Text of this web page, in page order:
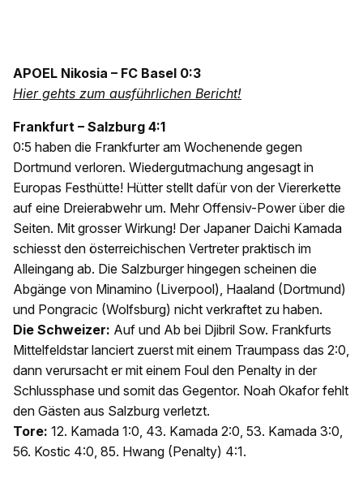
APOEL Nikosia – FC Basel 0:3
Hier gehts zum ausführlichen Bericht!
Frankfurt – Salzburg 4:1
0:5 haben die Frankfurter am Wochenende gegen
Dortmund verloren. Wiedergutmachung angesagt in
Europas Festhütte! Hütter stellt dafür von der Viererkette
auf eine Dreierabwehr um. Mehr Offensiv-Power über die
Seiten. Mit grosser Wirkung! Der Japaner Daichi Kamada
schiesst den österreichischen Vertreter praktisch im
Alleingang ab. Die Salzburger hingegen scheinen die
Abgänge von Minamino (Liverpool), Haaland (Dortmund)
und Pongracic (Wolfsburg) nicht verkraftet zu haben.
Die Schweizer: Auf und Ab bei Djibril Sow. Frankfurts
Mittelfeldstar lanciert zuerst mit einem Traumpass das 2:0,
dann verursacht er mit einem Foul den Penalty in der
Schlussphase und somit das Gegentor. Noah Okafor fehlt
den Gästen aus Salzburg verletzt.
Tore: 12. Kamada 1:0, 43. Kamada 2:0, 53. Kamada 3:0,
56. Kostic 4:0, 85. Hwang (Penalty) 4:1.